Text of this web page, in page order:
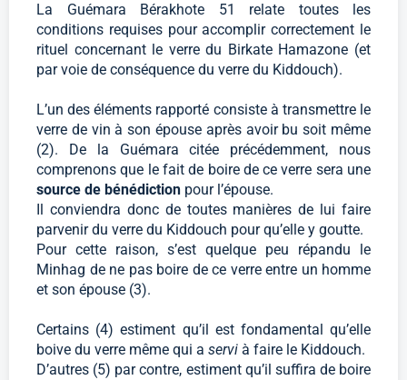
La Guémara Bérakhote 51 relate toutes les
conditions requises pour accomplir correctement le
rituel concernant le verre du Birkate Hamazone (et
par voie de conséquence du verre du Kiddouch).
L’un des éléments rapporté consiste à transmettre le
verre de vin à son épouse après avoir bu soit même
(2). De la Guémara citée précédemment, nous
comprenons que le fait de boire de ce verre sera une
source de bénédiction pour l’épouse.
Il conviendra donc de toutes manières de lui faire
parvenir du verre du Kiddouch pour qu’elle y goutte.
Pour cette raison, s’est quelque peu répandu le
Minhag de ne pas boire de ce verre entre un homme
et son épouse (3).
Certains (4) estiment qu’il est fondamental qu’elle
boive du verre même qui a servi à faire le Kiddouch.
D’autres (5) par contre, estiment qu’il suffira de boire